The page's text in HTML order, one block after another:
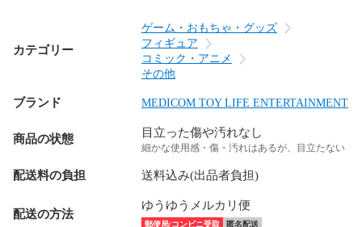
カテゴリー
ゲーム・おもちゃ・グッズ
フィギュア
コミック・アニメ
その他
ブランド MEDICOM TOY LIFE ENTERTAINMENT
商品の状態 目立った傷や汚れなし
細かな使用感・傷・汚れはあるが、目立たない
配送料の負担 送料込み(出品者負担)
配送の方法
ゆうゆうメルカリ便
郵便局/コンビニ受取 匿名配送